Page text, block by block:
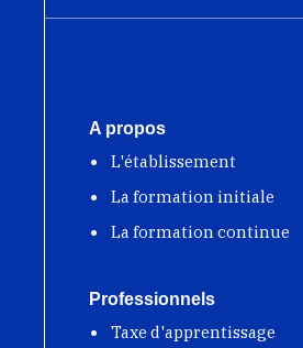
A propos
L'établissement
La formation initiale
La formation continue
Professionnels
Taxe d'apprentissage